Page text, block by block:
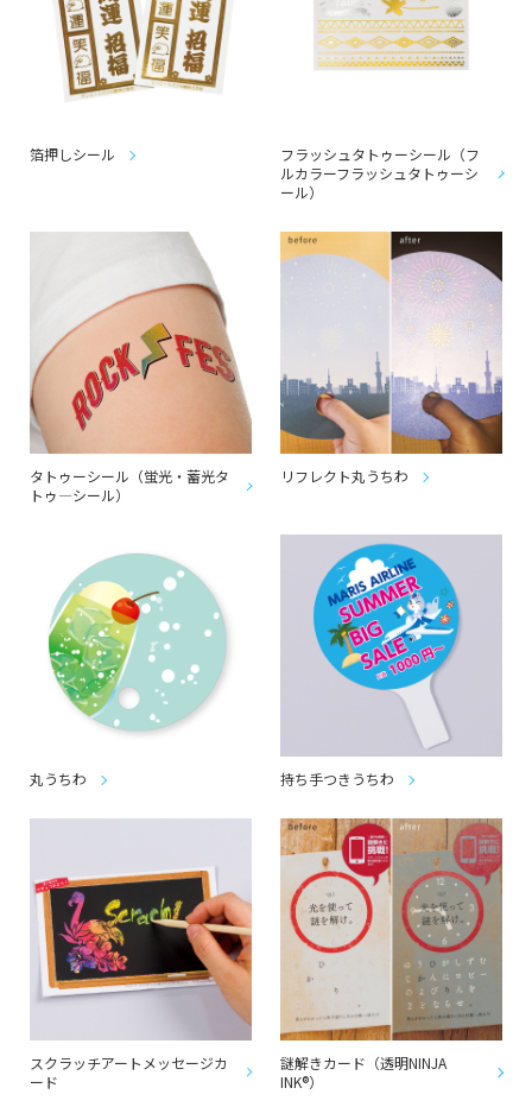
箔押しシール
フラッシュタトゥーシール（フ
ルカラーフラッシュタトゥーシ
ール）
タトゥーシール（蛍光・蓄光タ
トゥ―シール）
リフレクト丸うちわ
丸うちわ 持ち手つきうちわ
スクラッチアートメッセージカ
ード
謎解きカード（透明NINJA
INK®）